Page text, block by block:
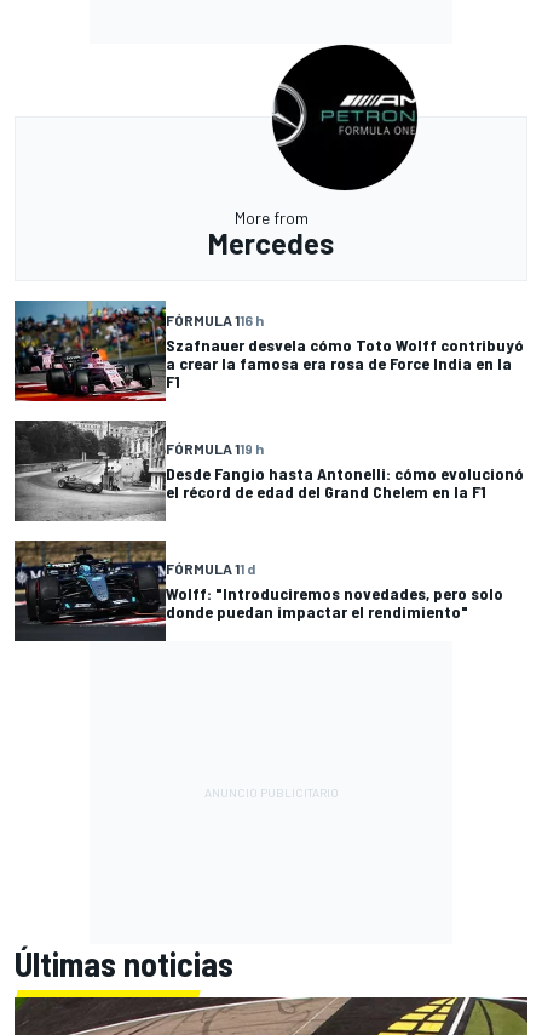
More from
Mercedes
FÓRMULA 116 h
Szafnauer desvela cómo Toto Wolff contribuyó
a crear la famosa era rosa de Force India en la
F1
FÓRMULA 119 h
Desde Fangio hasta Antonelli: cómo evolucionó
el récord de edad del Grand Chelem en la F1
FÓRMULA 11 d
Wolff: "Introduciremos novedades, pero solo
donde puedan impactar el rendimiento"
Últimas noticias